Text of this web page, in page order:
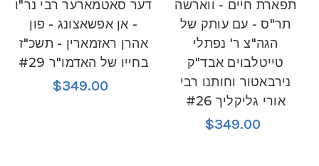
דער סאטמארער רבי נר"ו
- אן אפשאצונג - פון
אהרן ראזמארין - תשכ"ז
בחייו של האדמו"ר #29
$349.00
תפארת חיים - ווארשה
תר"ס - עם עותק של
הגה"צ ר' נפתלי
טייטלבוים אבד"ק
נירבאטור וחותנו רבי
אורי גליקליך #26
$349.00